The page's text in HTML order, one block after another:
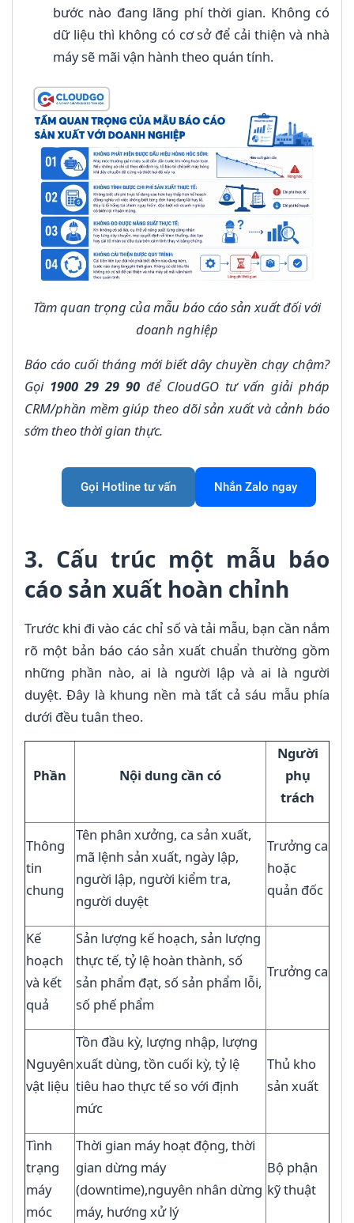
bước nào đang lãng phí thời gian. Không có
dữ liệu thì không có cơ sở để cải thiện và nhà
máy sẽ mãi vận hành theo quán tính.
Tầm quan trọng của mẫu báo cáo sản xuất đối với
doanh nghiệp
Báo cáo cuối tháng mới biết dây chuyền chạy chậm?
Gọi 1900 29 29 90 để CloudGO tư vấn giải pháp
CRM/phần mềm giúp theo dõi sản xuất và cảnh báo
sớm theo thời gian thực.
Gọi Hotline tư vấn Nhắn Zalo ngay
3. Cấu trúc một mẫu báo
cáo sản xuất hoàn chỉnh
Trước khi đi vào các chỉ số và tải mẫu, bạn cần nắm
rõ một bản báo cáo sản xuất chuẩn thường gồm
những phần nào, ai là người lập và ai là người
duyệt. Đây là khung nền mà tất cả sáu mẫu phía
dưới đều tuân theo.
Phần Nội dung cần có
Người
phụ
trách
Thông
tin
chung
Tên phân xưởng, ca sản xuất,
mã lệnh sản xuất, ngày lập,
người lập, người kiểm tra,
người duyệt
Trưởng ca
hoặc
quản đốc
Kế
hoạch
và kết
quả
Sản lượng kế hoạch, sản lượng
thực tế, tỷ lệ hoàn thành, số
sản phẩm đạt, số sản phẩm lỗi,
số phế phẩm
Trưởng ca
Nguyên
vật liệu
Tồn đầu kỳ, lượng nhập, lượng
xuất dùng, tồn cuối kỳ, tỷ lệ
tiêu hao thực tế so với định
mức
Thủ kho
sản xuất
Tình
trạng
máy
móc
Thời gian máy hoạt động, thời
gian dừng máy
(downtime),nguyên nhân dừng
máy, hướng xử lý
Bộ phận
kỹ thuật